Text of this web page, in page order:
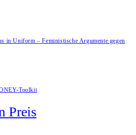
in Uniform – Feministische Argumente gegen
Toolkit
Preis